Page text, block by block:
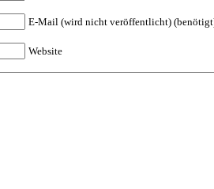
E-Mail (wird nicht veröffentlicht)
Website